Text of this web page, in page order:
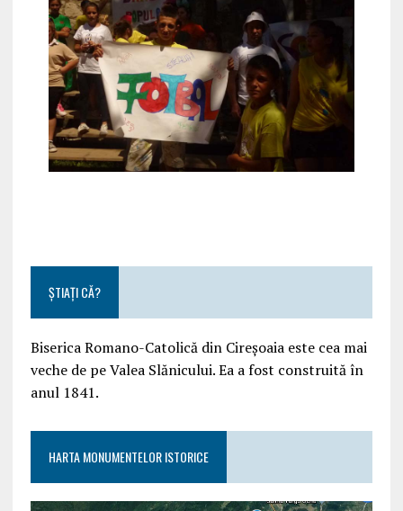
ȘTIAȚI CĂ?
Biserica Romano-Catolică din Cireșoaia este cea mai
veche de pe Valea Slănicului. Ea a fost construită în
anul 1841.
HARTA MONUMENTELOR ISTORICE